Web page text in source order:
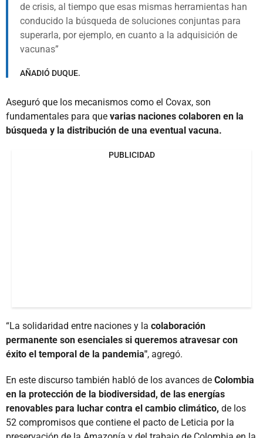
de crisis, al tiempo que esas mismas herramientas han
conducido la búsqueda de soluciones conjuntas para
superarla, por ejemplo, en cuanto a la adquisición de
vacunas
AÑADIÓ DUQUE.
Aseguró que los mecanismos como el Covax, son
fundamentales para que varias naciones colaboren en la
búsqueda y la distribución de una eventual vacuna.
PUBLICIDAD
“La solidaridad entre naciones y la colaboración
permanente son esenciales si queremos atravesar con
éxito el temporal de la pandemia", agregó.
En este discurso también habló de los avances de Colombia
en la protección de la biodiversidad, de las energías
renovables para luchar contra el cambio climático, de los
52 compromisos que contiene el pacto de Leticia por la